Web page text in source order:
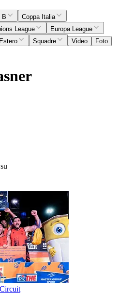
B
Coppa Italia
League
Europa League
Squadre Video
Foto